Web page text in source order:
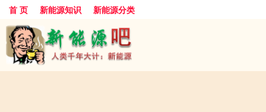
首 页 新能源知识 新能源分类